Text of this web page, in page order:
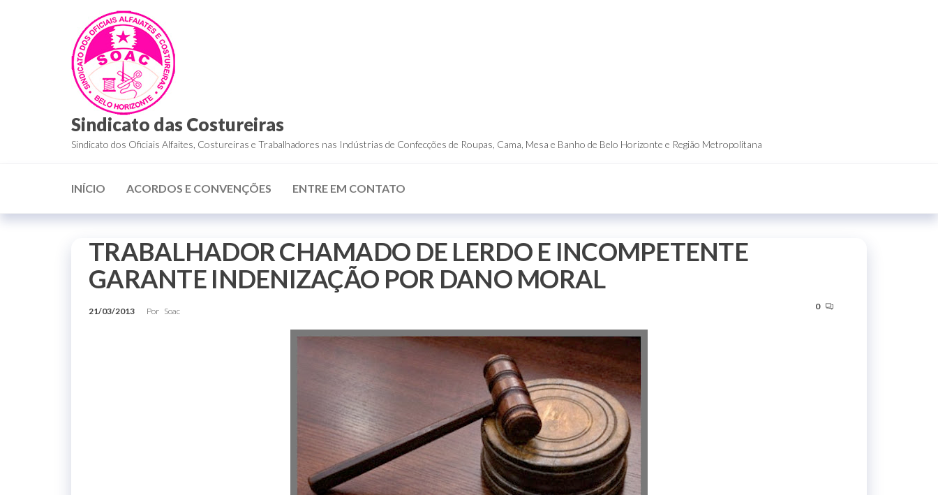
Sindicato das Costureiras
Sindicato dos Oficiais Alfaites, Costureiras e Trabalhadores nas Indústrias de Confecções de Roupas, Cama, Mesa e Banho de Belo Horizonte e Região Metropolitana
INÍCIO ACORDOS E CONVENÇÕES ENTRE EM CONTATO
TRABALHADOR CHAMADO DE LERDO E INCOMPETENTE
GARANTE INDENIZAÇÃO POR DANO MORAL
21/03/2013 Por Soac 0